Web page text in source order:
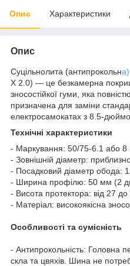
Опис Характеристики
Опис
Суцільнолита (антипрокольн
X 2.0) — це безкамерна
зносостійкої гуми, яка
призначена для заміни
електросамокатах з 8.5-
Технічні характеристики
- Маркування: 50/75-6.1 або 8
- Зовнішній діаметр:
- Посадковий діаметр обода:
- Ширина профілю: 50 мм (2
- Висота протектора: від 27
- Матеріал: високоякісна
Особливості та сумісність
- Антипрокольність: Головна
скла та цвяхів. Шина не